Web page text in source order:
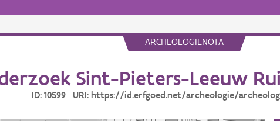
ARCHEOLOGIENOTA
Sint-Pieters-Leeuw
ID: 10599 URI: https://id.erfgoed.net/archeologie/